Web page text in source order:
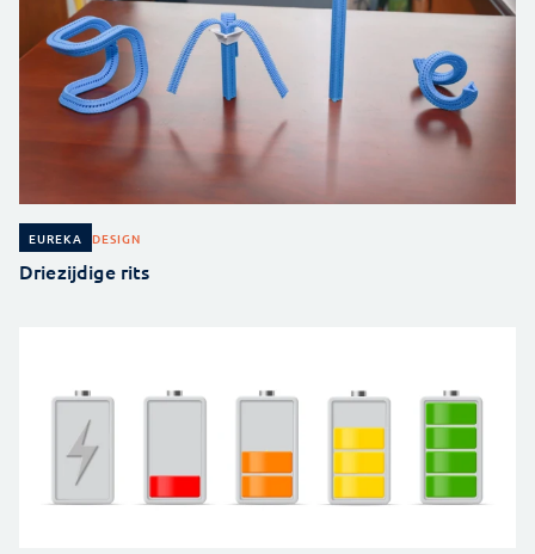
EUREKA DESIGN
Driezijdige rits